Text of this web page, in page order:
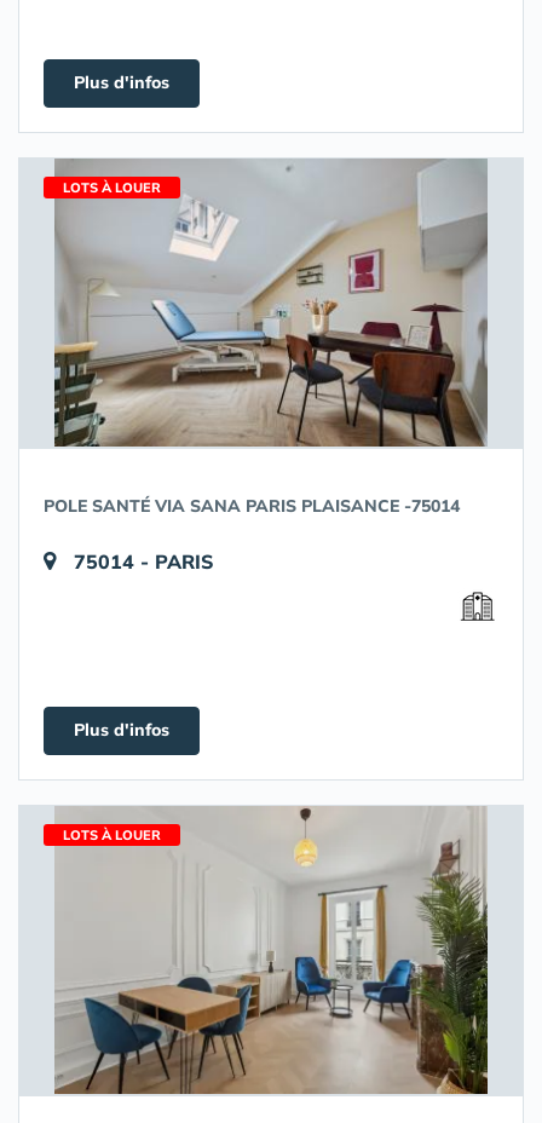
Plus d'infos
LOTS À LOUER
POLE SANTÉ VIA SANA PARIS PLAISANCE -75014
75014 - PARIS
Plus d'infos
LOTS À LOUER